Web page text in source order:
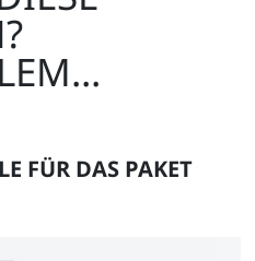
2V
FÜR DAS PAKET